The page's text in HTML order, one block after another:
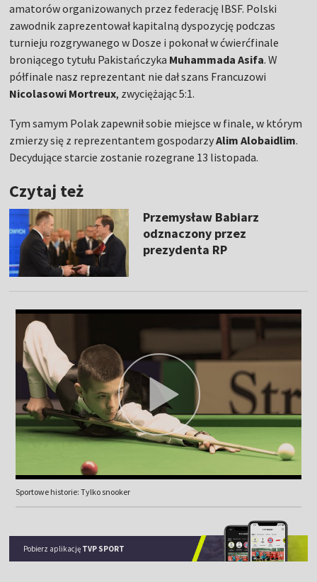
amatorów organizowanych przez federację IBSF. Polski
zawodnik zaprezentował kapitalną dyspozycję podczas
turnieju rozgrywanego w Dosze i pokonał w ćwierćfinale
broniącego tytułu Pakistańczyka Muhammada Asifa. W
półfinale nasz reprezentant nie dał szans Francuzowi
Nicolasowi Mortreux, zwyciężając 5:1.
Tym samym Polak zapewnił sobie miejsce w finale, w którym
zmierzy się z reprezentantem gospodarzyAlim Alobaidlim.
Decydujące starcie zostanie rozegrane 13 listopada.
Czytaj też
Przemysław Babiarz
odznaczony przez
prezydenta RP
Sportowe historie: Tylko snooker
Pobierz aplikację TVP SPORT